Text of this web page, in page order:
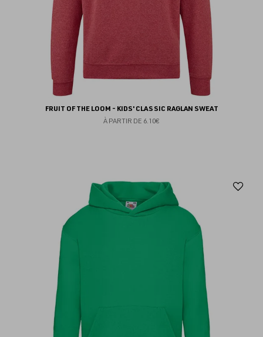
FRUIT OF THE LOOM - KIDS' CLASSIC RAGLAN SWEAT
À PARTIR DE 6.10€